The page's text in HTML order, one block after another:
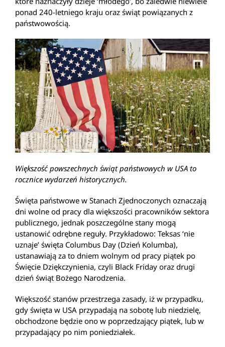
ponad 240-letniego kraju oraz świąt powiązanych z
państwowością.
Większość powszechnych świąt państwowych w USA to
rocznice wydarzeń historycznych.
Święta państwowe w Stanach Zjednoczonych oznaczają
dni wolne od pracy dla większości pracowników sektora
publicznego, jednak poszczególne stany mogą
ustanowić odrębne reguły. Przykładowo: Teksas ‘nie
uznaje’ święta Columbus Day (Dzień Kolumba),
ustanawiają za to dniem wolnym od pracy piątek po
Święcie Dziękczynienia, czyli Black Friday oraz drugi
dzień świąt Bożego Narodzenia.
Większość stanów przestrzega zasady, iż w przypadku,
gdy święta w USA przypadają na sobotę lub niedzielę,
obchodzone będzie ono w poprzedzający piątek, lub w
przypadający po nim poniedziałek.